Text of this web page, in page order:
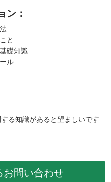
ン：
と
礎知識
ル
る知識があると望ましいです
お問い合わせ